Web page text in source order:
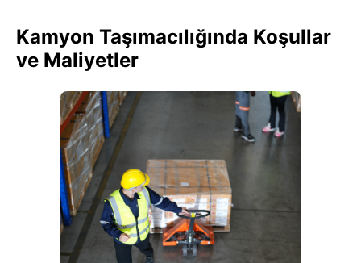
Kamyon Taşımacılığında Koşullar
ve Maliyetler